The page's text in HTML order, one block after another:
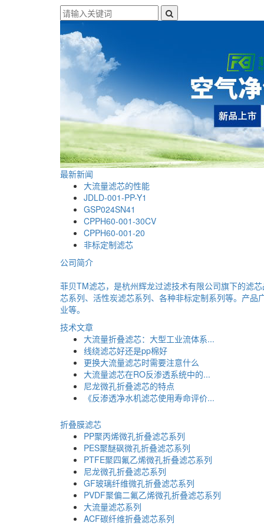
最新新闻
大流量滤芯的性能
JDLD-001-PP-Y1
GSP024SN41
CPPH60-001-30CV
CPPH60-001-20
非标定制滤芯
公司简介
菲贝TM滤芯，是杭州辉龙过滤技术有限公司旗下的滤
芯系列、活性炭滤芯系列、各种非标定制系列等。产
业等。
技术文章
大流量折叠滤芯：大型工业流体系...
线绕滤芯好还是pp棉好
更换大流量滤芯时需要注意什么
大流量滤芯在RO反渗透系统中的...
尼龙微孔折叠滤芯的特点
《反渗透净水机滤芯使用寿命评价...
折叠膜滤芯
PP聚丙烯微孔折叠滤芯系列
PES聚醚砜微孔折叠滤芯系列
PTFE聚四氟乙烯微孔折叠滤芯系列
尼龙微孔折叠滤芯系列
GF玻璃纤维微孔折叠滤芯系列
PVDF聚偏二氟乙烯微孔折叠滤芯系列
大流量滤芯系列
ACF碳纤维折叠滤芯系列